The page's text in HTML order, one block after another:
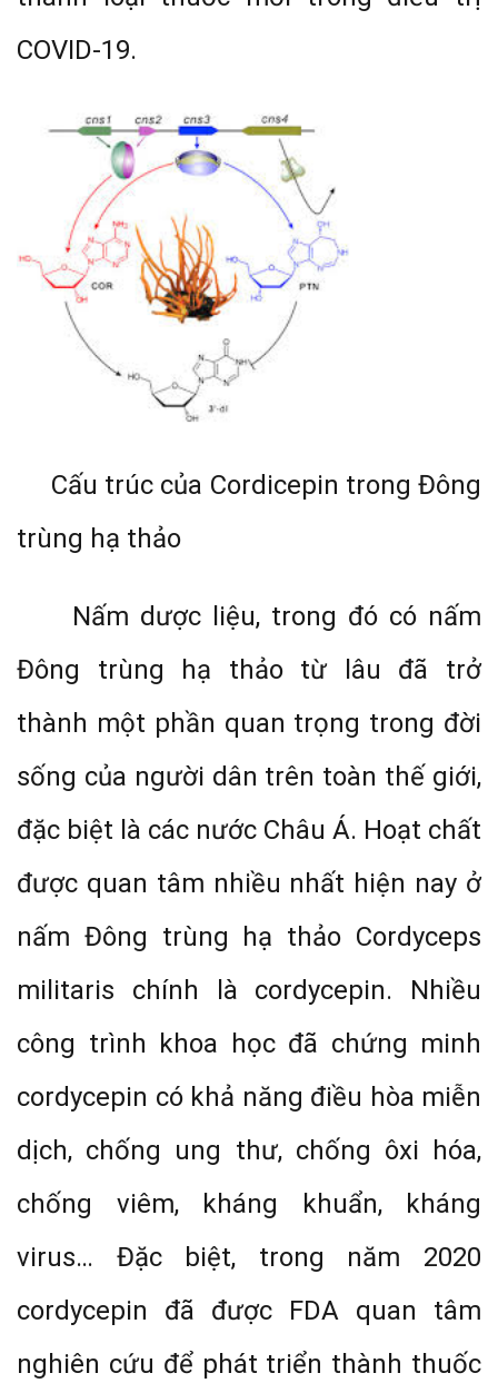
COVID-19.
Cấu trúc của Cordicepin trong Đông
trùng hạ thảo
Nấm dược liệu, trong đó có nấm
Đông trùng hạ thảo từ lâu đã trở
thành một phần quan trọng trong đời
sống của người dân trên toàn thế giới,
đặc biệt là các nước Châu Á. Hoạt chất
được quan tâm nhiều nhất hiện nay ở
nấm Đông trùng hạ thảo Cordyceps
militaris chính là cordycepin. Nhiều
công trình khoa học đã chứng minh
cordycepin có khả năng điều hòa miễn
dịch, chống ung thư, chống ôxi hóa,
chống viêm, kháng khuẩn, kháng
virus… Đặc biệt, trong năm 2020
cordycepin đã được FDA quan tâm
nghiên cứu để phát triển thành thuốc